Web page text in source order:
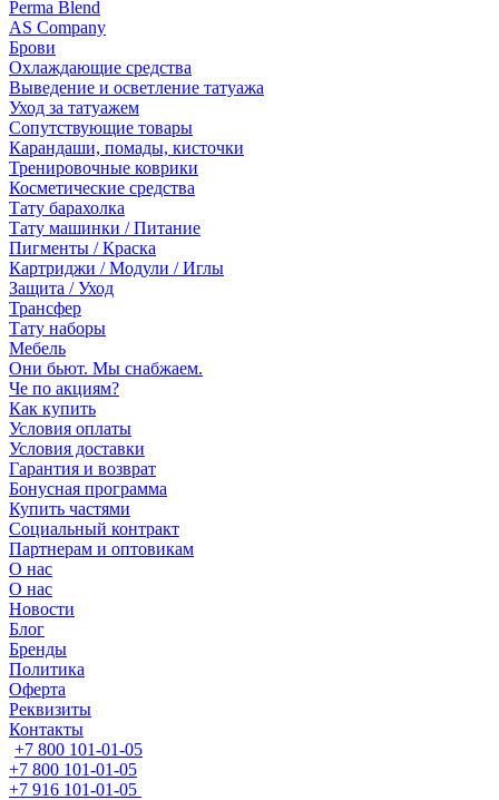
Perma Blend
AS Company
Брови
Охлаждающие средства
Выведение и осветление татуажа
Уход за татуажем
Сопутствующие товары
Карандаши, помады, кисточки
Тренировочные коврики
Косметические средства
Тату барахолка
Тату машинки / Питание
Пигменты / Краска
Картриджи / Модули / Иглы
Защита / Уход
Трансфер
Тату наборы
Мебель
Они бьют. Мы снабжаем.
Че по акциям?
Как купить
Условия оплаты
Условия доставки
Гарантия и возврат
Бонусная программа
Купить частями
Социальный контракт
Партнерам и оптовикам
О нас
О нас
Новости
Блог
Бренды
Политика
Оферта
Реквизиты
Контакты
+7 800 101-01-05
+7 800 101-01-05
+7 916 101-01-05